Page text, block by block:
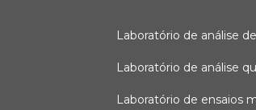
laboratório de análise
laboratório de análise
laboratório de ensaios